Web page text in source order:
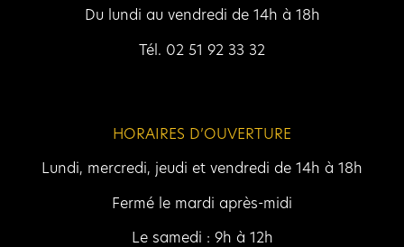
Du lundi au vendredi de 14h à 18h
Tél. 02 51 92 33 32
HORAIRES D’OUVERTURE
Lundi, mercredi, jeudi et vendredi de 14h à 18h
Fermé le mardi après-midi
Le samedi : 9h à 12h